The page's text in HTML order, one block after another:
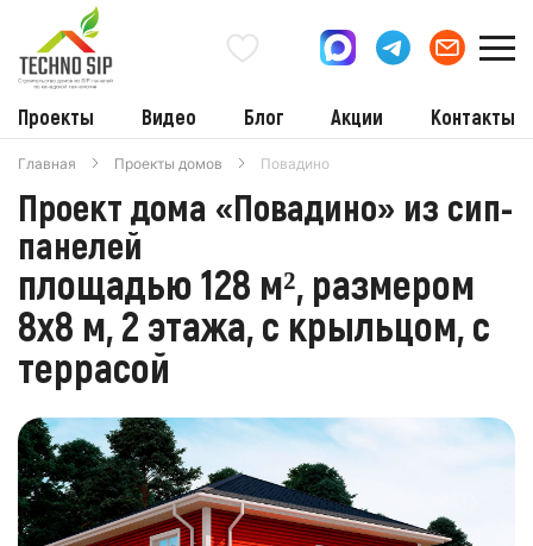
Проекты Видео Блог Акции Контакты
Главная Проекты домов Повадино
Проект дома «Повадино» из сип-
панелей
площадью 128 м², размером
8х8 м, 2 этажа, с крыльцом, с
террасой